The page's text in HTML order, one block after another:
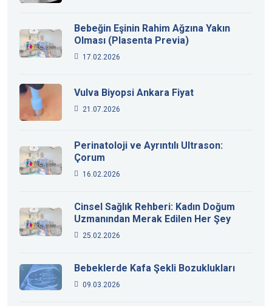
Bebeğin Eşinin Rahim Ağzına Yakın
Olması (Plasenta Previa)
17.02.2026
Vulva Biyopsi Ankara Fiyat
21.07.2026
Perinatoloji ve Ayrıntılı Ultrason:
Çorum
16.02.2026
Cinsel Sağlık Rehberi: Kadın Doğum
Uzmanından Merak Edilen Her Şey
25.02.2026
Bebeklerde Kafa Şekli Bozuklukları
09.03.2026